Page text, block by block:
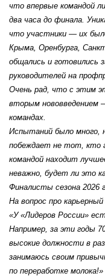
что впервые командой
два часа до финала.
что участники — их
Крыма, Оренбурга,
общались и готовились
руководителей на
Очень рад, что с этим
вторым нововведением
командах.
Испытаний было много,
побеждает не тот, кто
командой находит
неважно, будет ли это
Финалисты сезона 2026
На вопрос про
«У «Лидеров России»
Например, за эти годы
высокие должности в
занимаюсь своим
по переработке молока!»